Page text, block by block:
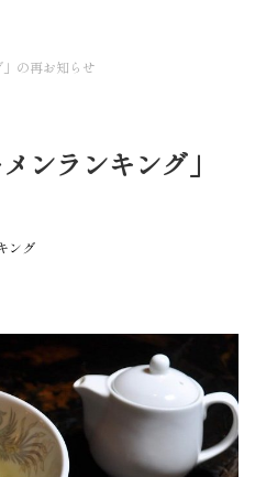
の再お知らせ
ンランキング」
ング